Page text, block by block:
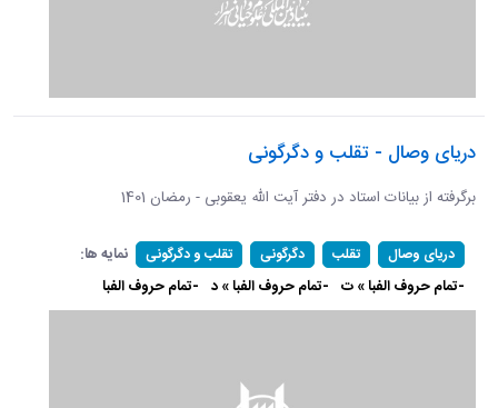
دریای وصال - تقلب و دگرگونی
برگرفته از بیانات استاد در دفتر آیت الله یعقوبی - رمضان 1401
دریای وصال تقلب دگرگونی تقلب و دگرگونی
نمایه ها:
-تمام حروف الفبا » ت -تمام حروف الفبا » د -تمام حروف الفبا